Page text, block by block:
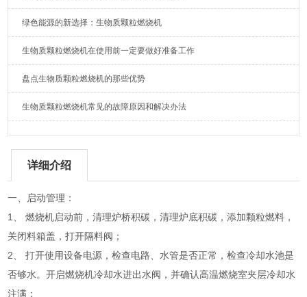
绿色能源的新选择：生物质颗粒燃烧机
生物质颗粒燃烧机在使用前一定要做好准备工作
盘点生物质颗粒燃烧机的那些优势
生物质颗粒燃烧机常见的故障原因和解决办法
详细介绍
一、启动管理：
1、 燃烧机启动前，清理炉桥积碳，清理炉底积碳，添加颗粒燃料，
关闭料箱盖，打开隔料阀；
2、 打开使用设备电源，检查电路、水管是否正常，检查冷却水池是
否够水。开启燃烧机冷却水进出水阀，并确认高温燃烧室夹层冷却水
注满；